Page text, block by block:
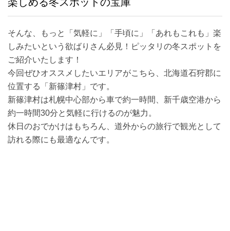
そんな、もっと「気軽に」「手頃に」「あれもこれも」楽
しみたいという欲ばりさん必見！ピッタリの冬スポットを
ご紹介いたします！
今回ぜひオススメしたいエリアがこちら、北海道石狩郡に
位置する「新篠津村」です。
新篠津村は札幌中心部から車で約一時間、新千歳空港から
約一時間30分と気軽に行けるのが魅力。
休日のおでかけはもちろん、道外からの旅行で観光として
訪れる際にも最適なんです。